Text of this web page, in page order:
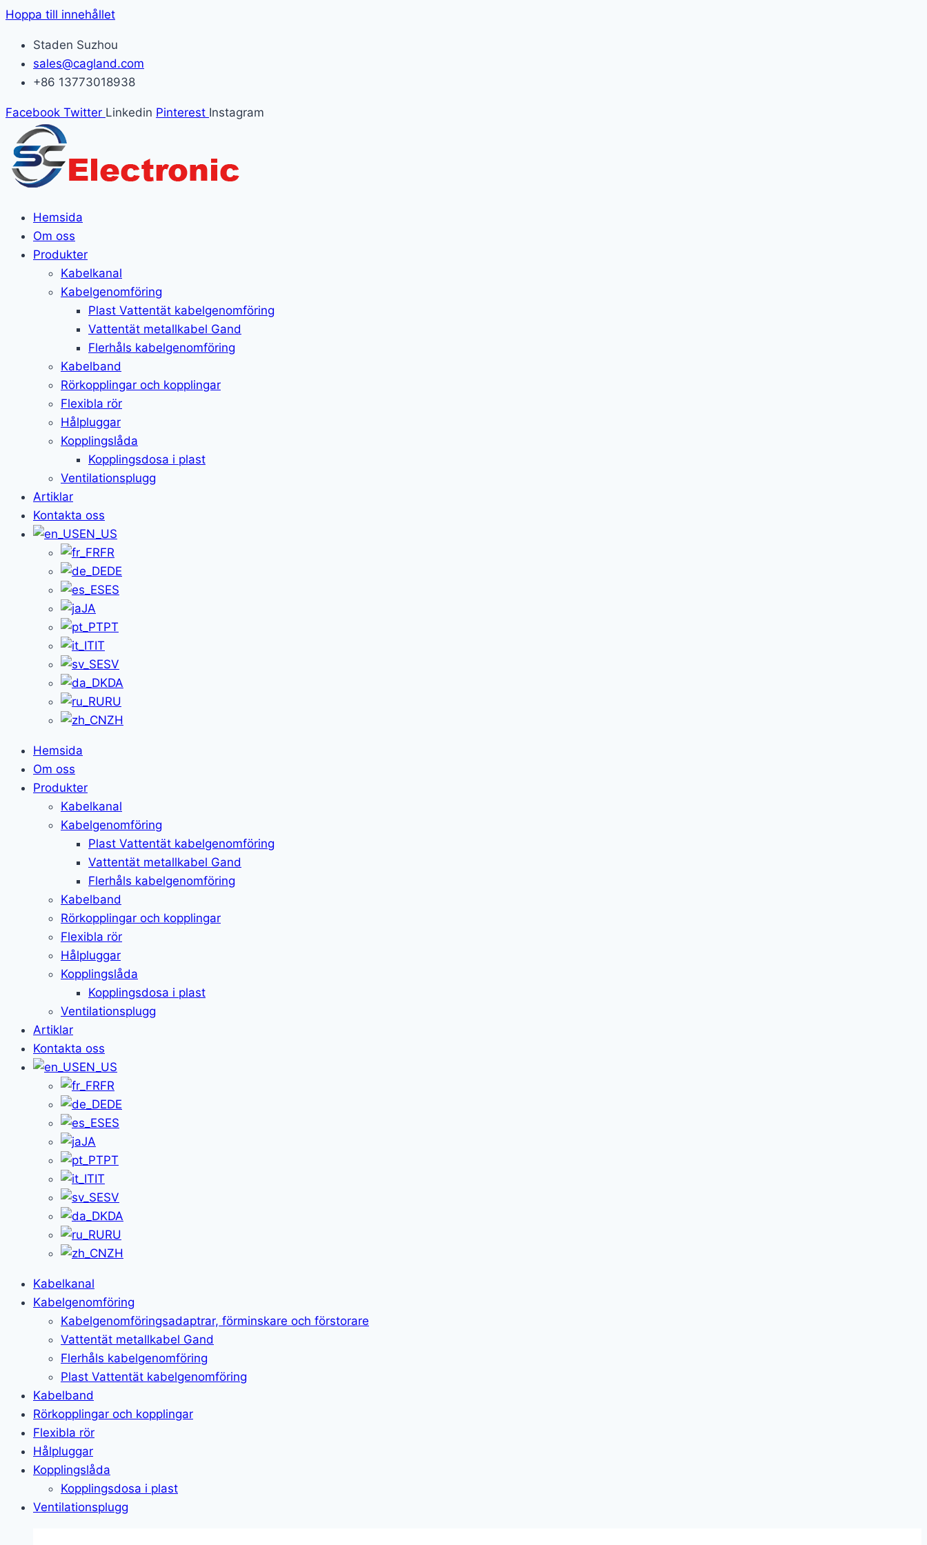
Hoppa till innehållet
Staden Suzhou
sales@cagland.com
+86 13773018938
Facebook Twitter Linkedin Pinterest Instagram
Hemsida
Om oss
Produkter
Kabelkanal
Kabelgenomföring
Plast Vattentät kabelgenomföring
Vattentät metallkabel Gand
Flerhåls kabelgenomföring
Kabelband
Rörkopplingar och kopplingar
Flexibla rör
Hålpluggar
Kopplingslåda
Kopplingsdosa i plast
Ventilationsplugg
Artiklar
Kontakta oss
EN_US
FR
DE
ES
JA
PT
IT
SV
DA
RU
ZH
Hemsida
Om oss
Produkter
Kabelkanal
Kabelgenomföring
Plast Vattentät kabelgenomföring
Vattentät metallkabel Gand
Flerhåls kabelgenomföring
Kabelband
Rörkopplingar och kopplingar
Flexibla rör
Hålpluggar
Kopplingslåda
Kopplingsdosa i plast
Ventilationsplugg
Artiklar
Kontakta oss
EN_US
FR
DE
ES
JA
PT
IT
SV
DA
RU
ZH
Kabelkanal
Kabelgenomföring
Kabelgenomföringsadaptrar, förminskare och förstorare
Vattentät metallkabel Gand
Flerhåls kabelgenomföring
Plast Vattentät kabelgenomföring
Kabelband
Rörkopplingar och kopplingar
Flexibla rör
Hålpluggar
Kopplingslåda
Kopplingsdosa i plast
Ventilationsplugg